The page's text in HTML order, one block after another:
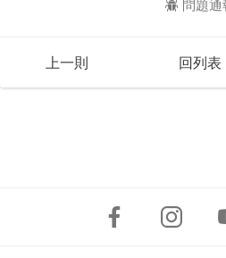
問題通
上一則 回列表